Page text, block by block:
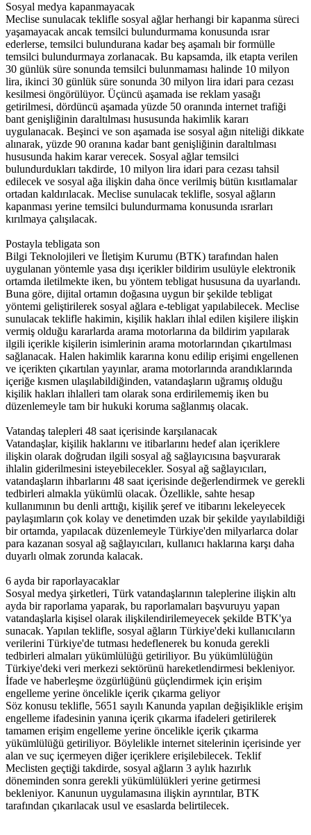
Sosyal medya kapanmayacak
Meclise sunulacak teklifle sosyal ağlar herhangi bir kapanma süreci
yaşamayacak ancak temsilci bulundurmama konusunda ısrar
ederlerse, temsilci bulundurana kadar beş aşamalı bir formülle
temsilci bulundurmaya zorlanacak. Bu kapsamda, ilk etapta verilen
30 günlük süre sonunda temsilci bulunmaması halinde 10 milyon
lira, ikinci 30 günlük süre sonunda 30 milyon lira idari para cezası
kesilmesi öngörülüyor. Üçüncü aşamada ise reklam yasağı
getirilmesi, dördüncü aşamada yüzde 50 oranında internet trafiği
bant genişliğinin daraltılması hususunda hakimlik kararı
uygulanacak. Beşinci ve son aşamada ise sosyal ağın niteliği dikkate
alınarak, yüzde 90 oranına kadar bant genişliğinin daraltılması
hususunda hakim karar verecek. Sosyal ağlar temsilci
bulundurdukları takdirde, 10 milyon lira idari para cezası tahsil
edilecek ve sosyal ağa ilişkin daha önce verilmiş bütün kısıtlamalar
ortadan kaldırılacak. Meclise sunulacak teklifle, sosyal ağların
kapanması yerine temsilci bulundurmama konusunda ısrarları
kırılmaya çalışılacak.
Postayla tebligata son
Bilgi Teknolojileri ve İletişim Kurumu (BTK) tarafından halen
uygulanan yöntemle yasa dışı içerikler bildirim usulüyle elektronik
ortamda iletilmekte iken, bu yöntem tebligat hususuna da uyarlandı.
Buna göre, dijital ortamın doğasına uygun bir şekilde tebligat
yöntemi geliştirilerek sosyal ağlara e-tebligat yapılabilecek. Meclise
sunulacak teklifle hakimin, kişilik hakları ihlal edilen kişilere ilişkin
vermiş olduğu kararlarda arama motorlarına da bildirim yapılarak
ilgili içerikle kişilerin isimlerinin arama motorlarından çıkartılması
sağlanacak. Halen hakimlik kararına konu edilip erişimi engellenen
ve içerikten çıkartılan yayınlar, arama motorlarında arandıklarında
içeriğe kısmen ulaşılabildiğinden, vatandaşların uğramış olduğu
kişilik hakları ihlalleri tam olarak sona erdirilememiş iken bu
düzenlemeyle tam bir hukuki koruma sağlanmış olacak.
Vatandaş talepleri 48 saat içerisinde karşılanacak
Vatandaşlar, kişilik haklarını ve itibarlarını hedef alan içeriklere
ilişkin olarak doğrudan ilgili sosyal ağ sağlayıcısına başvurarak
ihlalin giderilmesini isteyebilecekler. Sosyal ağ sağlayıcıları,
vatandaşların ihbarlarını 48 saat içerisinde değerlendirmek ve gerekli
tedbirleri almakla yükümlü olacak. Özellikle, sahte hesap
kullanımının bu denli arttığı, kişilik şeref ve itibarını lekeleyecek
paylaşımların çok kolay ve denetimden uzak bir şekilde yayılabildiği
bir ortamda, yapılacak düzenlemeyle Türkiye'den milyarlarca dolar
para kazanan sosyal ağ sağlayıcıları, kullanıcı haklarına karşı daha
duyarlı olmak zorunda kalacak.
6 ayda bir raporlayacaklar
Sosyal medya şirketleri, Türk vatandaşlarının taleplerine ilişkin altı
ayda bir raporlama yaparak, bu raporlamaları başvuruyu yapan
vatandaşlarla kişisel olarak ilişkilendirilemeyecek şekilde BTK'ya
sunacak. Yapılan teklifle, sosyal ağların Türkiye'deki kullanıcıların
verilerini Türkiye'de tutması hedeflenerek bu konuda gerekli
tedbirleri almaları yükümlülüğü getiriliyor. Bu yükümlülüğün
Türkiye'deki veri merkezi sektörünü hareketlendirmesi bekleniyor.
İfade ve haberleşme özgürlüğünü güçlendirmek için erişim
engelleme yerine öncelikle içerik çıkarma geliyor
Söz konusu teklifle, 5651 sayılı Kanunda yapılan değişiklikle erişim
engelleme ifadesinin yanına içerik çıkarma ifadeleri getirilerek
tamamen erişim engelleme yerine öncelikle içerik çıkarma
yükümlülüğü getiriliyor. Böylelikle internet sitelerinin içerisinde yer
alan ve suç içermeyen diğer içeriklere erişilebilecek. Teklif
Meclisten geçtiği takdirde, sosyal ağların 3 aylık hazırlık
döneminden sonra gerekli yükümlülükleri yerine getirmesi
bekleniyor. Kanunun uygulamasına ilişkin ayrıntılar, BTK
tarafından çıkarılacak usul ve esaslarda belirtilecek.